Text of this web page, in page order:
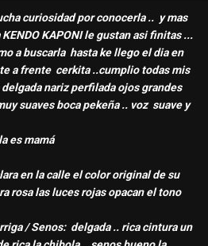
curiosidad por conocerla .. y mas
KAPONI le gustan asi finitas ...
a buscarla hasta ke llego el dia en
a frente cerkita ..cumplio todas mis
nariz perfilada ojos grandes
suaves boca pekeña .. voz suave y
es mamá
en la calle el color original de su
rosa las luces rojas opacan el tono
/ Senos: delgada .. rica cintura un